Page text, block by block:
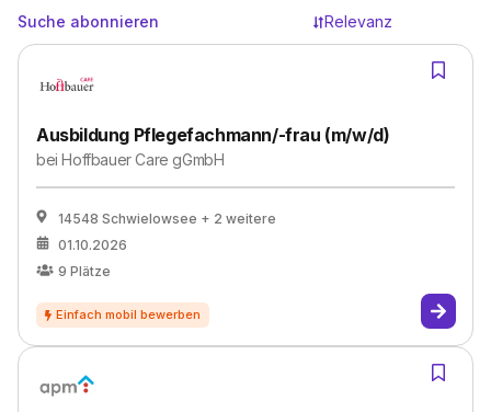
Suche abonnieren Relevanz
Ausbildung Pflegefachmann/-frau (m/w/d)
beiHoffbauer Care gGmbH
14548 Schwielowsee + 2 weitere
01.10.2026
9 Plätze